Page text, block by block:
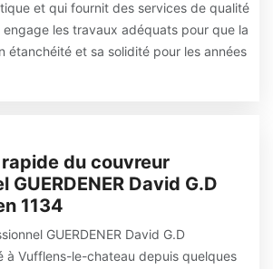
et qui fournit des services de qualité
les travaux adéquats pour que la
étanchéité et sa solidité pour les années
du couvreur
GUERDENER David G.D
1134
GUERDENER David G.D
à Vufflens-le-chateau depuis quelques